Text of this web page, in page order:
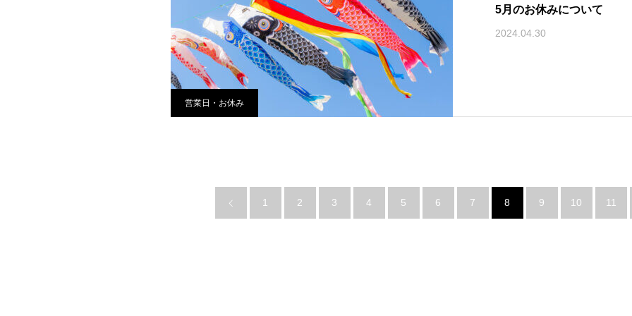
営業日・お休み
5月のお休みについて
2024.04.30
1 2 3 4 5 6 7 8 9 10 11